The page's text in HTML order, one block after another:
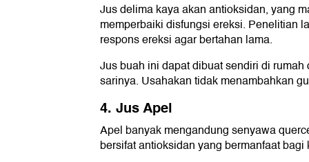
Jus delima kaya akan antioksidan, yang
memperbaiki disfungsi ereksi. Penelitian
respons ereksi agar bertahan lama.
Jus buah ini dapat dibuat sendiri di
sarinya. Usahakan tidak menambahkan
4. Jus Apel
Apel banyak mengandung senyawa
bersifat antioksidan yang bermanfaat